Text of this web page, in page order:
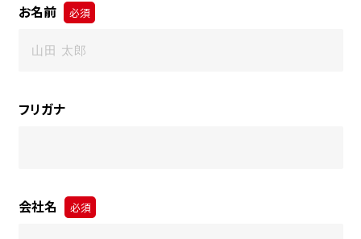
お名前 必須
フリガナ
会社名 必須